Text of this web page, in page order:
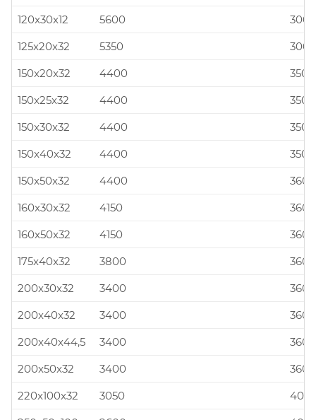
120x30x12
5600
125x20x32
5350
150x20x32
4400
150x25x32
4400
150x30x32
4400
150x40x32
4400
150x50x32
4400
160x30x32
4150
160x50x32
4150
175x40x32
3800
200x30x32
3400
200x40x32
3400
200x40x44,5
3400
200x50x32
3400
220x100x32
3050